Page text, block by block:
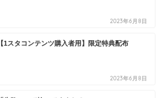
2023年6月8日
【1スタコンテンツ購入者用】限定特典配布
2023年6月8日